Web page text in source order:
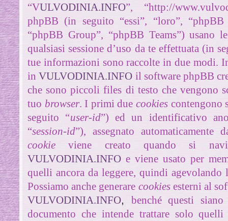
“VULVODINIA.INFO”, “http://
phpBB (in seguito “essi”, “loro”, “phpBB
“phpBB Group”, “phpBB Teams”) usano
qualsiasi sessione d’uso da te effettuata (in
tue informazioni sono raccolte in due modi.
inVULVODINIA.INFO il software phpBB
che sono piccoli files di testo che vengono
tuo browser. I primi due cookies contengono
seguito “user-id”) ed un identificativo
“session-id”), assegnato automaticamente
cookie viene creato quando si
VULVODINIA.INFO e viene usato per
quelli ancora da leggere, quindi
Possiamo anche generare cookiesesterni al
VULVODINIA.INFO, benché questi
documento che intende trattare solo